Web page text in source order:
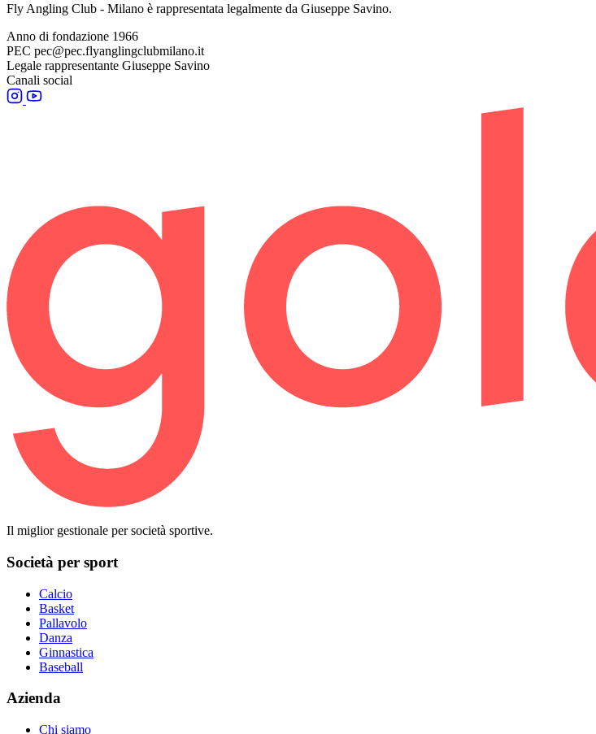
Fly Angling Club - Milano è rappresentata legalmente da Giuseppe Savino.
Anno di fondazione 1966
PEC pec@pec.flyanglingclubmilano.it
Legale rappresentante Giuseppe Savino
Canali social
Il miglior gestionale per società sportive.
Società per sport
Calcio
Basket
Pallavolo
Danza
Ginnastica
Baseball
Azienda
Chi siamo